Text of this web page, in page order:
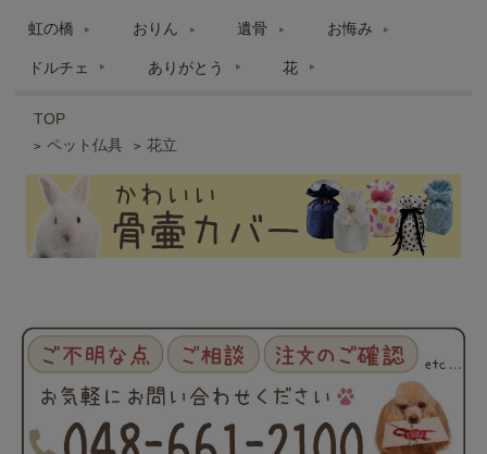
虹の橋 おりん 遺骨 お悔み
ドルチェ ありがとう 花
TOP
> ペット仏具 > 花立